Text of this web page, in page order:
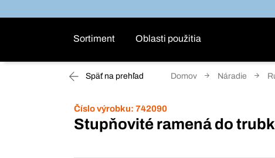
Sortiment Oblasti použitia
Späť na prehľad Domov Náradie
Číslo výrobku: 742090
Stupňovité ramená do